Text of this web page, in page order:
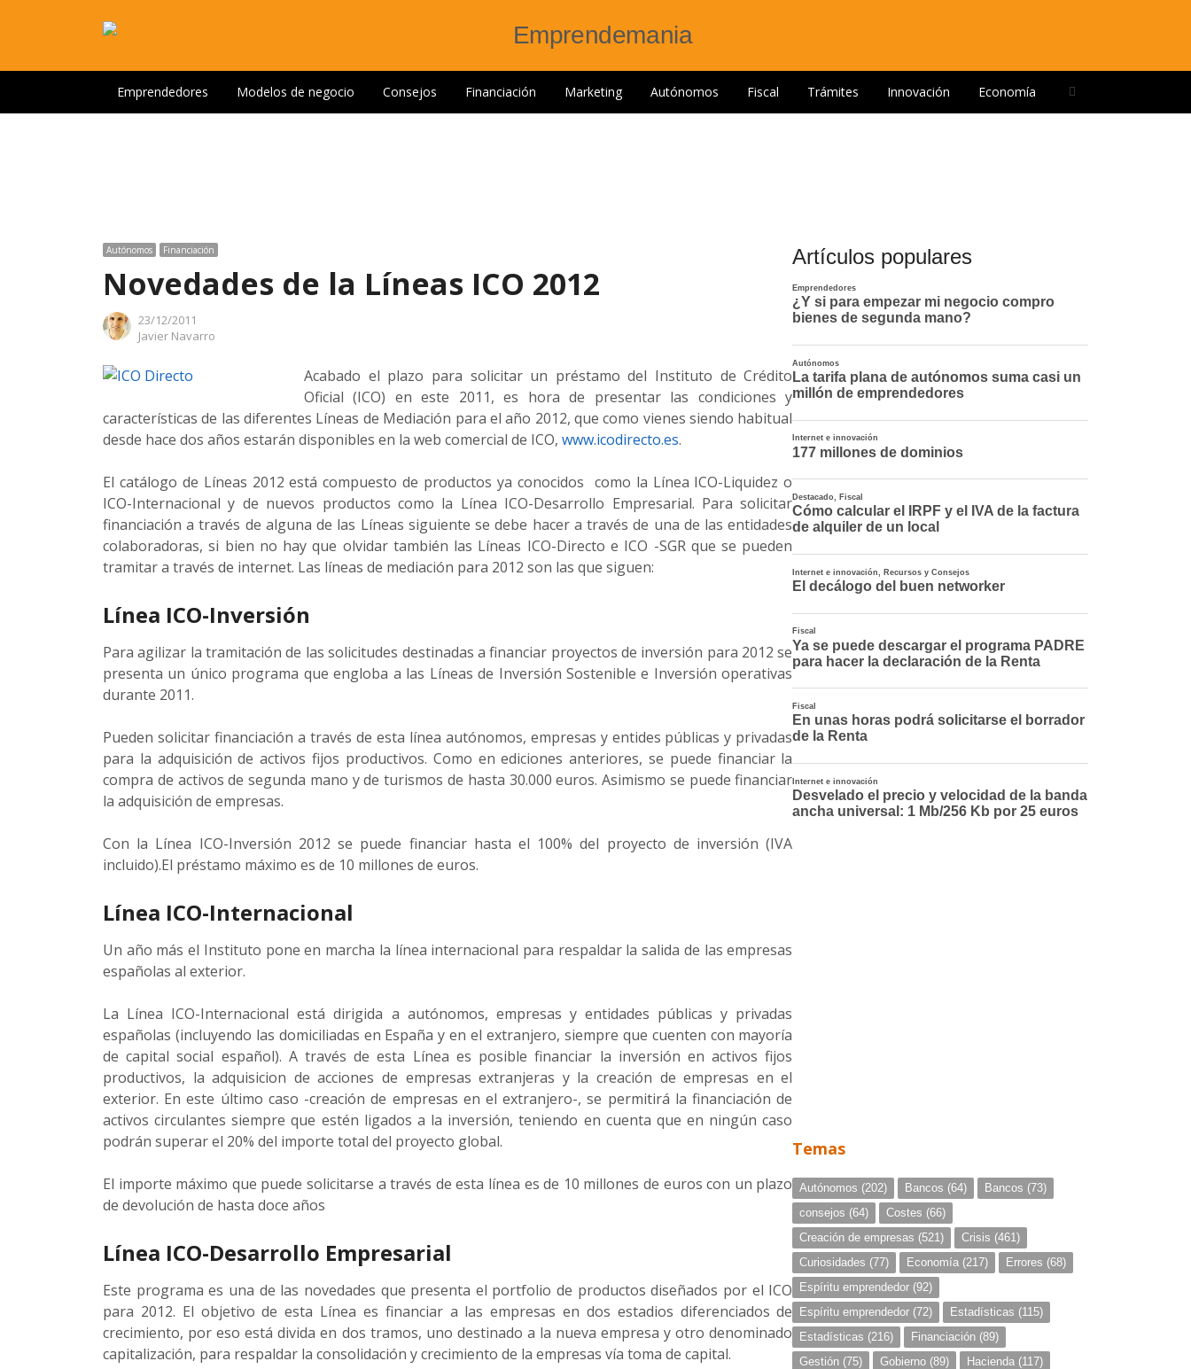
Emprendedores Modelos de negocio Consejos Financiación Marketing Autónomos Fiscal Trámites Innovación Economía
Autónomos Financiación
Novedades de la Líneas ICO 2012
23/12/2011
Author
Javier Navarro
Acabado el plazo para solicitar un préstamo del Instituto de Crédito
Oficial (ICO) en este 2011, es hora de presentar las condiciones y
características de las diferentes Líneas de Mediación para el año 2012, que como vienes siendo habitual
desde hace dos años estarán disponibles en la web comercial de ICO, www.icodirecto.es.
El catálogo de Líneas 2012 está compuesto de productos ya conocidos como la Línea ICO-Liquidez o
ICO-Internacional y de nuevos productos como la Línea ICO-Desarrollo Empresarial. Para solicitar
financiación a través de alguna de las Líneas siguiente se debe hacer a través de una de las entidades
colaboradoras, si bien no hay que olvidar también las Líneas ICO-Directo e ICO -SGR que se pueden
tramitar a través de internet. Las líneas de mediación para 2012 son las que siguen:
Línea ICO-Inversión
Para agilizar la tramitación de las solicitudes destinadas a financiar proyectos de inversión para 2012 se
presenta un único programa que engloba a las Líneas de Inversión Sostenible e Inversión operativas
durante 2011.
Pueden solicitar financiación a través de esta línea autónomos, empresas y entides públicas y privadas
para la adquisición de activos fijos productivos. Como en ediciones anteriores, se puede financiar la
compra de activos de segunda mano y de turismos de hasta 30.000 euros. Asimismo se puede financiar
la adquisición de empresas.
Con la Línea ICO-Inversión 2012 se puede financiar hasta el 100% del proyecto de inversión (IVA
incluido).El préstamo máximo es de 10 millones de euros.
Línea ICO-Internacional
Un año más el Instituto pone en marcha la línea internacional para respaldar la salida de las empresas
españolas al exterior.
La Línea ICO-Internacional está dirigida a autónomos, empresas y entidades públicas y privadas
españolas (incluyendo las domiciliadas en España y en el extranjero, siempre que cuenten con mayoría
de capital social español). A través de esta Línea es posible financiar la inversión en activos fijos
productivos, la adquisicion de acciones de empresas extranjeras y la creación de empresas en el
exterior. En este último caso -creación de empresas en el extranjero-, se permitirá la financiación de
activos circulantes siempre que estén ligados a la inversión, teniendo en cuenta que en ningún caso
podrán superar el 20% del importe total del proyecto global.
El importe máximo que puede solicitarse a través de esta línea es de 10 millones de euros con un plazo
de devolución de hasta doce años
Línea ICO-Desarrollo Empresarial
Este programa es una de las novedades que presenta el portfolio de productos diseñados por el ICO
para 2012. El objetivo de esta Línea es financiar a las empresas en dos estadios diferenciados de
crecimiento, por eso está divida en dos tramos, uno destinado a la nueva empresa y otro denominado
capitalización, para respaldar la consolidación y crecimiento de la empresas vía toma de capital.
Artículos populares
Temas
Autónomos (202) Bancos (64) Bancos (73)
consejos (64) Costes (66)
Creación de empresas (521) Crisis (461)
Curiosidades (77) Economía (217) Errores (68)
Espíritu emprendedor (92)
Espíritu emprendedor (72) Estadísticas (115)
Estadísticas (216) Financiación (89)
Gestión (75) Gobierno (89) Hacienda (117)